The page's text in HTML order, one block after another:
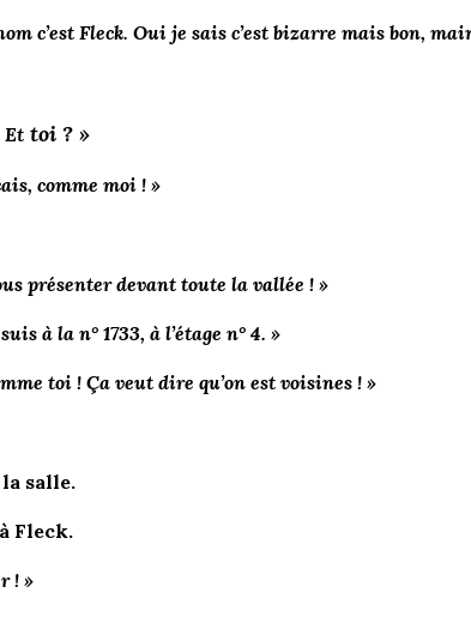
c’est Fleck. Oui je sais c’est bizarre mais bon,
Et toi ? »
comme moi ! »
présenter devant toute la vallée ! »
à la n° 1733, à l’étage n° 4. »
toi ! Ça veut dire qu’on est voisines ! »
salle.
Fleck.
! »